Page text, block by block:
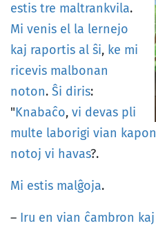
estis tre maltrankvila.
Mi venis el la lernejo
kaj raportis al ŝi, ke mi
ricevis malbonan
noton. Ŝi diris:
"Knabaĉo, vi devas pli
multe laborigi vian kapon
notoj vi havas?.
Mi estis malĝoja.
– Iru en vian ĉambron kaj